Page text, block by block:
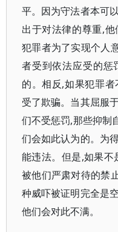
平。因为守法者本可
出于对法律的尊重,
犯罪者为了实现个人
者受到依法应受的惩
的。相反,如果犯罪
受了欺骗。当其屈服
们不受惩罚,那些抑制
们会如此认为的。为
能违法。但是,如果不
被他们严肃对待的禁
种威吓被证明完全是
他们会对此不满。